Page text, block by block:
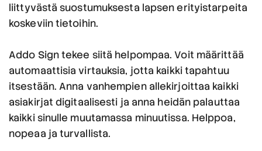
liittyvästä suostumuksesta lapsen erityistarpeita
koskeviin tietoihin.
Addo Sign tekee siitä helpompaa. Voit määrittää
automaattisia virtauksia, jotta kaikki tapahtuu
itsestään. Anna vanhempien allekirjoittaa kaikki
asiakirjat digitaalisesti ja anna heidän palauttaa
kaikki sinulle muutamassa minuutissa. Helppoa,
nopeaa ja turvallista.